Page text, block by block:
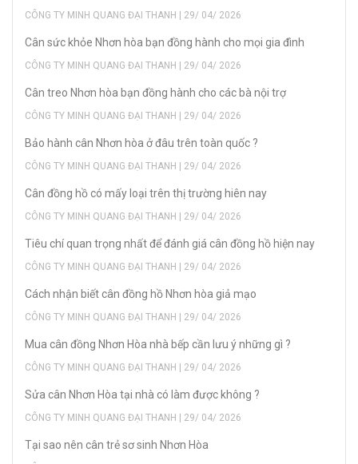
CÔNG TY MINH QUANG ĐẠI THANH | 29/ 04/ 2026
Cân sức khỏe Nhơn hòa bạn đồng hành cho mọi gia đình
CÔNG TY MINH QUANG ĐẠI THANH | 29/ 04/ 2026
Cân treo Nhơn hòa bạn đồng hành cho các bà nội trợ
CÔNG TY MINH QUANG ĐẠI THANH | 29/ 04/ 2026
Bảo hành cân Nhơn hòa ở đâu trên toàn quốc ?
CÔNG TY MINH QUANG ĐẠI THANH | 29/ 04/ 2026
Cân đồng hồ có mấy loại trên thị trường hiên nay
CÔNG TY MINH QUANG ĐẠI THANH | 29/ 04/ 2026
Tiêu chí quan trọng nhất để đánh giá cân đồng hồ hiện nay
CÔNG TY MINH QUANG ĐẠI THANH | 29/ 04/ 2026
Cách nhận biết cân đồng hồ Nhơn hòa giả mạo
CÔNG TY MINH QUANG ĐẠI THANH | 29/ 04/ 2026
Mua cân đồng Nhơn Hòa nhà bếp cần lưu ý những gì ?
CÔNG TY MINH QUANG ĐẠI THANH | 29/ 04/ 2026
Sửa cân Nhơn Hòa tại nhà có làm được không ?
CÔNG TY MINH QUANG ĐẠI THANH | 29/ 04/ 2026
Tại sao nên cân trẻ sơ sinh Nhơn Hòa